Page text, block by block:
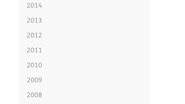
2014
2013
2012
2011
2010
2009
2008